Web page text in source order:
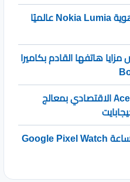
تسريبات: HMD تستعد لإحياء هوية Nokia Lumia عالميًا
هاتفها القادم بكاميرا
ايسر تطلق حاسوب Acer Swift Go الاقتصادي بمعالج
تسريب جديد يكشف أهم مزايا ساعة Google Pixel Watch